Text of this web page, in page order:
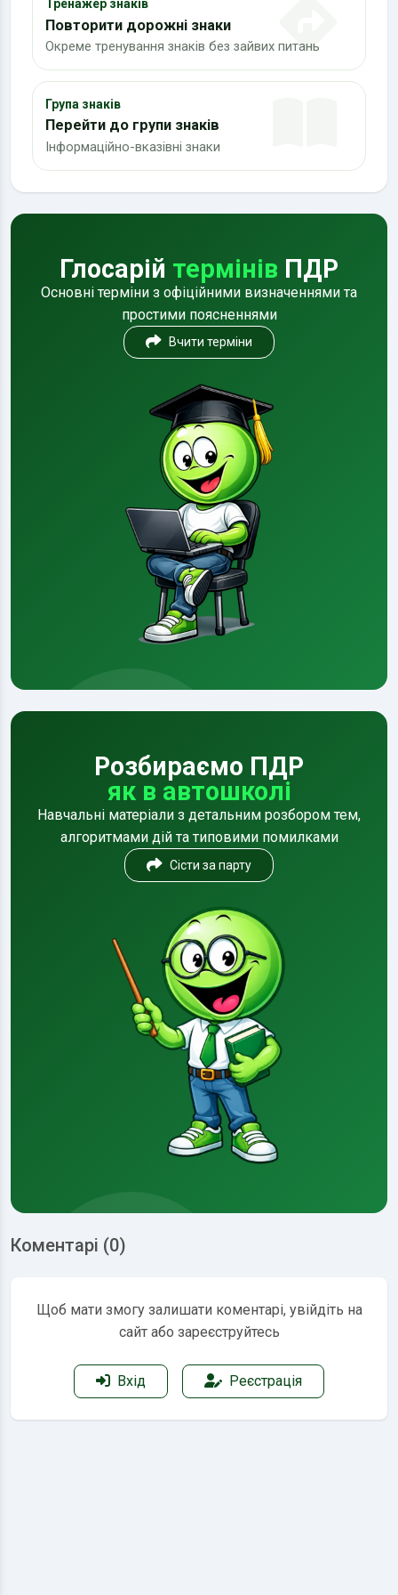
Тренажер знаків
Повторити дорожні знаки
Окреме тренування знаків без зайвих питань
Група знаків
Перейти до групи знаків
Інформаційно-вказівні знаки
Глосарій термінів ПДР
Основні терміни з офіційними визначеннями та
простими поясненнями
Вчити терміни
Розбираємо ПДР
як в автошколі
Навчальні матеріали з детальним розбором тем,
алгоритмами дій та типовими помилками
Сісти за парту
Коментарі (0)
Щоб мати змогу залишати коментарі, увійдіть на
сайт або зареєструйтесь
Вхід Реєстрація